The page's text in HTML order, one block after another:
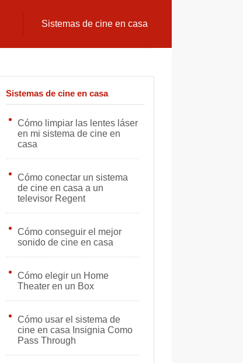
Sistemas de cine en casa
Sistemas de cine en casa
Cómo limpiar las lentes láser
en mi sistema de cine en
casa
Cómo conectar un sistema
de cine en casa a un
televisor Regent
Cómo conseguir el mejor
sonido de cine en casa
Cómo elegir un Home
Theater en un Box
Cómo usar el sistema de
cine en casa Insignia Como
Pass Through